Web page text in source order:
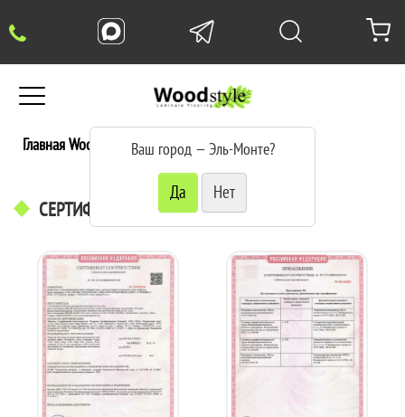
Ваш город —Эль-Монте?
Главная WoodStyle Сертификаты
СЕРТИФИКАТЫ